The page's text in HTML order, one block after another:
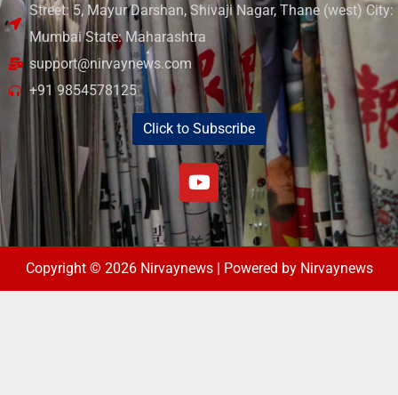
Street: 5, Mayur Darshan, Shivaji Nagar, Thane (west) City:
Mumbai State: Maharashtra
support@nirvaynews.com
+91 9854578125
Click to Subscribe
Copyright © 2026 Nirvaynews | Powered by Nirvaynews